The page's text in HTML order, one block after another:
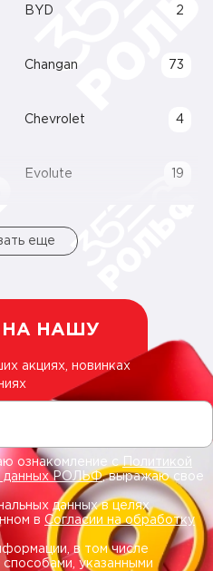
BYD 2
Changan 73
Chevrolet 4
Evolute 19
еще
НА НАШУ
акциях, новинках
ознакомление сПолитикой
данных РОЛЬФ, выражаю свое
данных в целях
в Согласии на обработку
в том числе
указанными